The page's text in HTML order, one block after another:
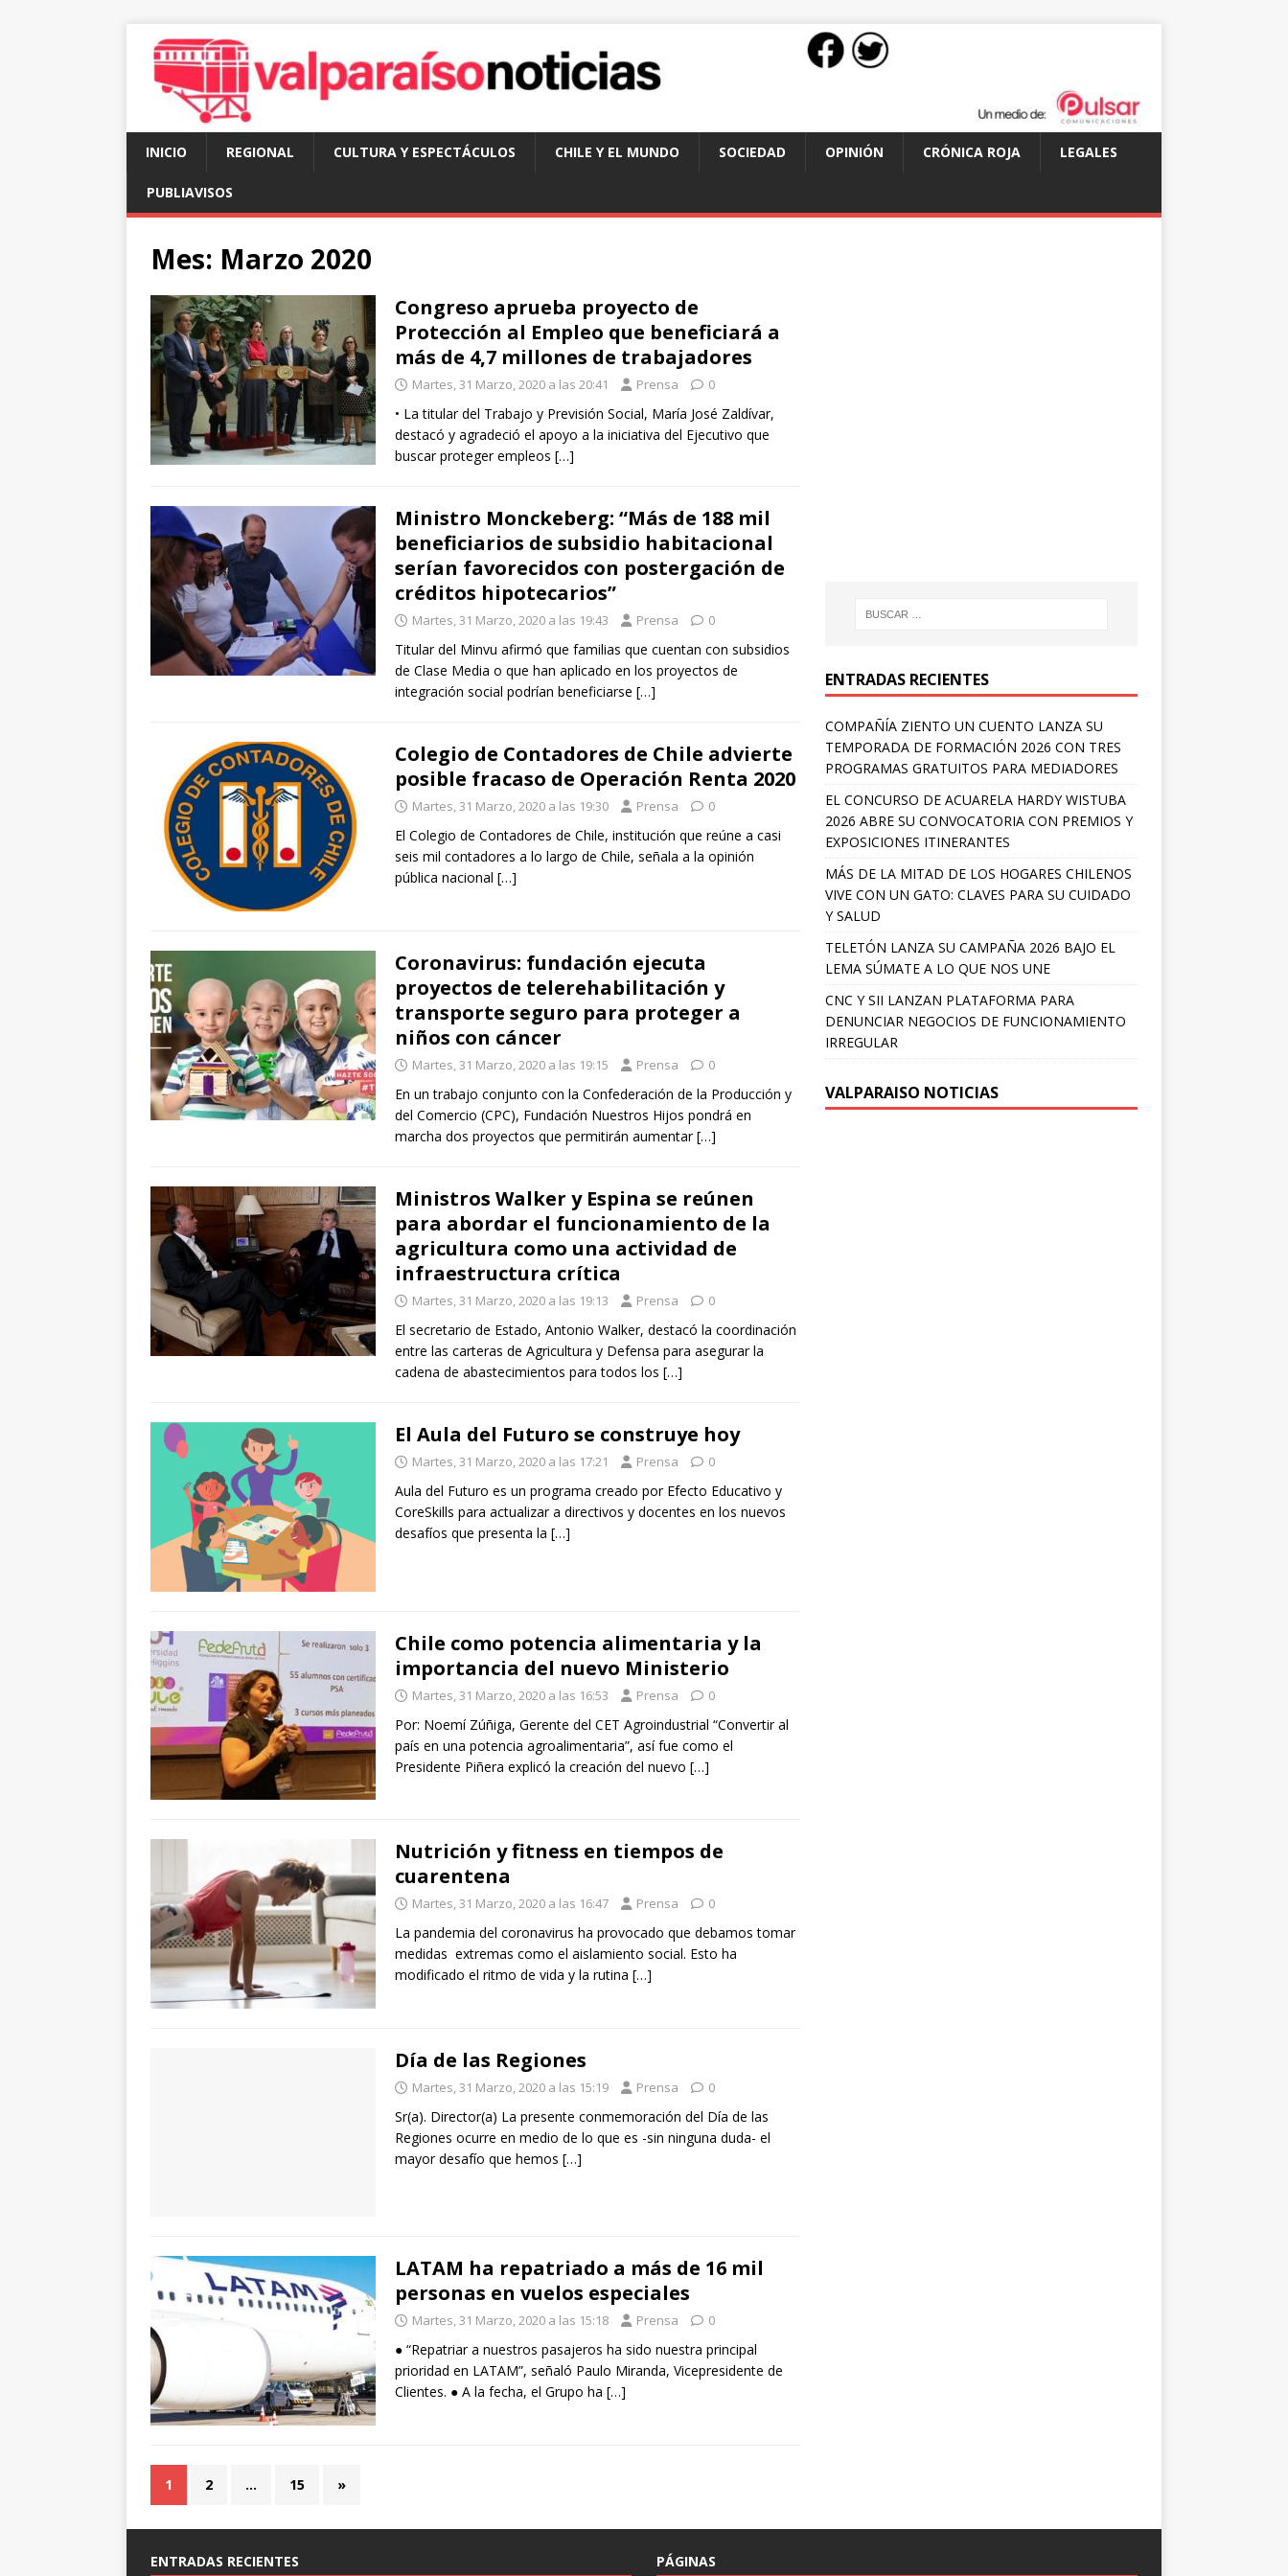
INICIO REGIONAL CULTURA Y ESPECTÁCULOS CHILE Y EL MUNDO SOCIEDAD OPINIÓN CRÓNICA ROJA LEGALES
PUBLIAVISOS
Mes: Marzo 2020
Congreso aprueba proyecto de
Protección al Empleo que beneficiará a
más de 4,7 millones de trabajadores
Martes, 31 Marzo, 2020 a las 20:41 Prensa 0
• La titular del Trabajo y Previsión Social, María José Zaldívar,
destacó y agradeció el apoyo a la iniciativa del Ejecutivo que
buscar proteger empleos […]
Ministro Monckeberg: “Más de 188 mil
beneficiarios de subsidio habitacional
serían favorecidos con postergación de
créditos hipotecarios”
Martes, 31 Marzo, 2020 a las 19:43 Prensa 0
Titular del Minvu afirmó que familias que cuentan con subsidios
de Clase Media o que han aplicado en los proyectos de
integración social podrían beneficiarse […]
Colegio de Contadores de Chile advierte
posible fracaso de Operación Renta 2020
Martes, 31 Marzo, 2020 a las 19:30 Prensa 0
El Colegio de Contadores de Chile, institución que reúne a casi
seis mil contadores a lo largo de Chile, señala a la opinión
pública nacional […]
Coronavirus: fundación ejecuta
proyectos de telerehabilitación y
transporte seguro para proteger a
niños con cáncer
Martes, 31 Marzo, 2020 a las 19:15 Prensa 0
En un trabajo conjunto con la Confederación de la Producción y
del Comercio (CPC), Fundación Nuestros Hijos pondrá en
marcha dos proyectos que permitirán aumentar[…]
Ministros Walker y Espina se reúnen
para abordar el funcionamiento de la
agricultura como una actividad de
infraestructura crítica
Martes, 31 Marzo, 2020 a las 19:13 Prensa 0
El secretario de Estado, Antonio Walker, destacó la coordinación
entre las carteras de Agricultura y Defensa para asegurar la
cadena de abastecimientos para todos los […]
El Aula del Futuro se construye hoy
Martes, 31 Marzo, 2020 a las 17:21 Prensa 0
Aula del Futuro es un programa creado por Efecto Educativo y
CoreSkills para actualizar a directivos y docentes en los nuevos
desafíos que presenta la […]
Chile como potencia alimentaria y la
importancia del nuevo Ministerio
Martes, 31 Marzo, 2020 a las 16:53 Prensa 0
Por: Noemí Zúñiga, Gerente del CET Agroindustrial “Convertir al
país en una potencia agroalimentaria”, así fue como el
Presidente Piñera explicó la creación del nuevo […]
Nutrición y fitness en tiempos de
cuarentena
Martes, 31 Marzo, 2020 a las 16:47 Prensa 0
La pandemia del coronavirus ha provocado que debamos tomar
medidas extremas como el aislamiento social. Esto ha
modificado el ritmo de vida y la rutina […]
Día de las Regiones
Martes, 31 Marzo, 2020 a las 15:19 Prensa 0
Sr(a). Director(a) La presente conmemoración del Día de las
Regiones ocurre en medio de lo que es -sin ninguna duda- el
mayor desafío que hemos […]
LATAM ha repatriado a más de 16 mil
personas en vuelos especiales
Martes, 31 Marzo, 2020 a las 15:18 Prensa 0
● “Repatriar a nuestros pasajeros ha sido nuestra principal
prioridad en LATAM”, señaló Paulo Miranda, Vicepresidente de
Clientes. ● A la fecha, el Grupo ha […]
1 2 … 15 »
ENTRADAS RECIENTES
COMPAÑÍA ZIENTO UN CUENTO LANZA SU
TEMPORADA DE FORMACIÓN 2026 CON TRES
PROGRAMAS GRATUITOS PARA MEDIADORES
EL CONCURSO DE ACUARELA HARDY WISTUBA
2026 ABRE SU CONVOCATORIA CON PREMIOS Y
EXPOSICIONES ITINERANTES
MÁS DE LA MITAD DE LOS HOGARES CHILENOS
VIVE CON UN GATO: CLAVES PARA SU CUIDADO
Y SALUD
TELETÓN LANZA SU CAMPAÑA 2026 BAJO EL
LEMA SÚMATE A LO QUE NOS UNE
CNC Y SII LANZAN PLATAFORMA PARA
DENUNCIAR NEGOCIOS DE FUNCIONAMIENTO
IRREGULAR
VALPARAISO NOTICIAS
ENTRADAS RECIENTES PÁGINAS